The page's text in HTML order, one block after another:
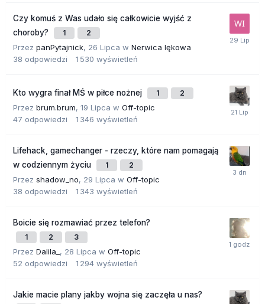
Czy komuś z Was udało się całkowicie wyjść z
choroby?
1 2
Przez panPytajnick, 26 Lipca w Nerwica lękowa
38 odpowiedzi 1 530 wyświetleń
Kto wygra finał MŚ w piłce nożnej 1 2
Przez brum.brum, 19 Lipca w Off-topic
47 odpowiedzi 1 346 wyświetleń
Lifehack, gamechanger - rzeczy, które nam pomagają
w codziennym życiu
1 2
Przez shadow_no, 29 Lipca w Off-topic
38 odpowiedzi 1 343 wyświetleń
Boicie się rozmawiać przez telefon?
1 2 3
Przez Dalila_ , 28 Lipca w Off-topic
52 odpowiedzi 1 294 wyświetleń
Jakie macie plany jakby wojna się zaczęła u nas?